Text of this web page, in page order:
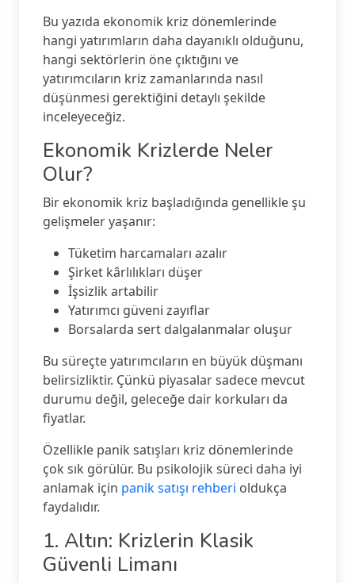
Bu yazıda ekonomik kriz dönemlerinde
hangi yatırımların daha dayanıklı olduğunu,
hangi sektörlerin öne çıktığını ve
yatırımcıların kriz zamanlarında nasıl
düşünmesi gerektiğini detaylı şekilde
inceleyeceğiz.
Ekonomik Krizlerde Neler
Olur?
Bir ekonomik kriz başladığında genellikle şu
gelişmeler yaşanır:
Tüketim harcamaları azalır
Şirket kârlılıkları düşer
İşsizlik artabilir
Yatırımcı güveni zayıflar
Borsalarda sert dalgalanmalar oluşur
Bu süreçte yatırımcıların en büyük düşmanı
belirsizliktir. Çünkü piyasalar sadece mevcut
durumu değil, geleceğe dair korkuları da
fiyatlar.
Özellikle panik satışları kriz dönemlerinde
çok sık görülür. Bu psikolojik süreci daha iyi
anlamak için panik satışı rehberi oldukça
faydalıdır.
1. Altın: Krizlerin Klasik
Güvenli Limanı